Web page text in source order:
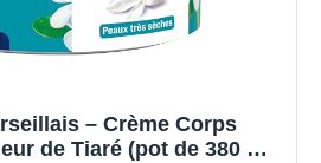
– Crème Corps
de Tiaré (pot de 380 ml)